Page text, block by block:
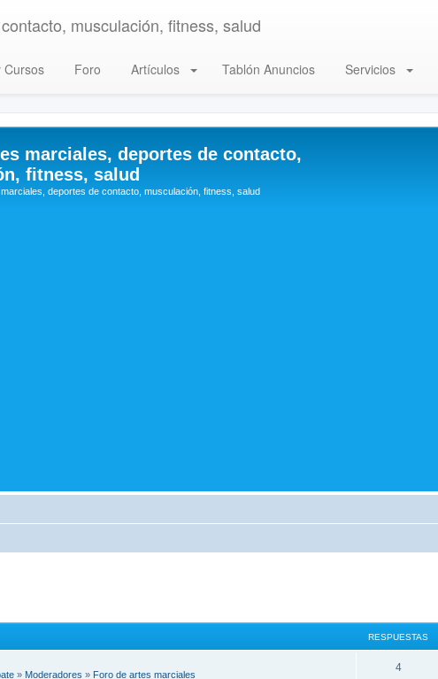
musculación, fitness, salud
Cursos Foro Artículos Tablón Anuncios Servicios
marciales, deportes de contacto,
fitness, salud
deportes de contacto, musculación, fitness, salud
RESPUESTAS
» Moderadores » Foro de artes marciales
4